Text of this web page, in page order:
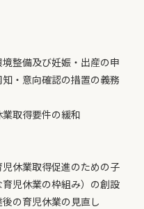
整備及び妊娠・出産の申
・意向確認の措置の義務
取得要件の緩和
休業取得促進のための子
児休業の枠組み）の創設
の育児休業の見直し